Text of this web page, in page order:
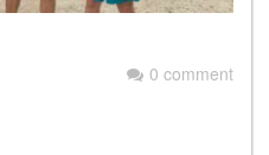
0 comment